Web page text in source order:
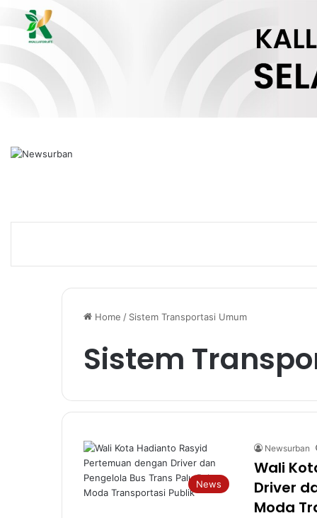
Home / Sistem Transportasi Umum
Sistem
News
Newsurban
Wali
Driver
Moda